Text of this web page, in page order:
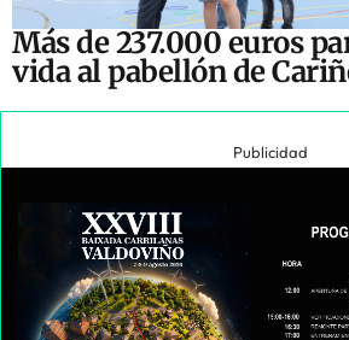
Más de 237.000 euros
vida al pabellón de
Publicidad